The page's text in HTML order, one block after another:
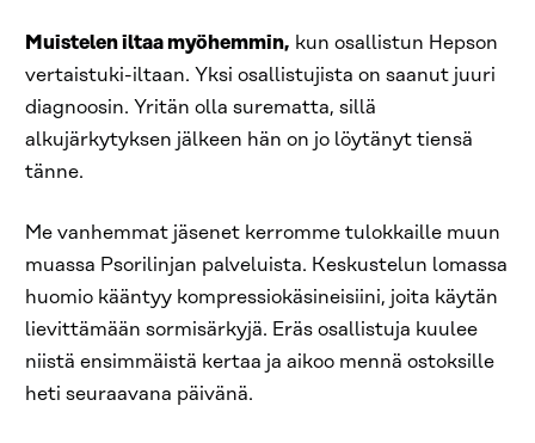
Muistelen iltaa myöhemmin, kun osallistun Hepson
vertaistuki-iltaan. Yksi osallistujista on saanut juuri
diagnoosin. Yritän olla surematta, sillä
alkujärkytyksen jälkeen hän on jo löytänyt tiensä
tänne.
Me vanhemmat jäsenet kerromme tulokkaille muun
muassa Psorilinjan palveluista. Keskustelun lomassa
huomio kääntyy kompressiokäsineisiini, joita käytän
lievittämään sormisärkyjä. Eräs osallistuja kuulee
niistä ensimmäistä kertaa ja aikoo mennä ostoksille
heti seuraavana päivänä.